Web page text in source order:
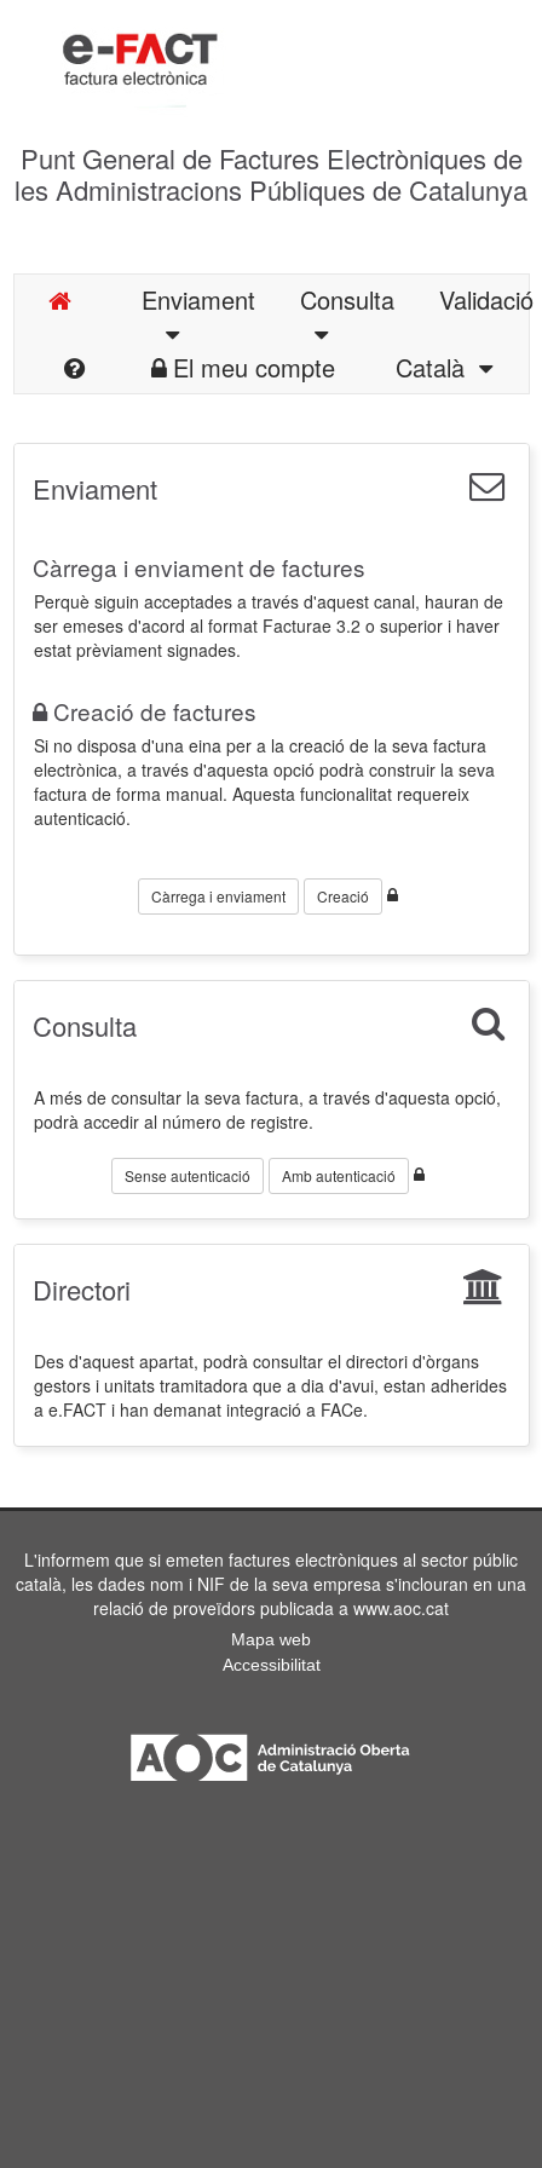
Punt General de Factures Electròniques de
les Administracions Públiques de Catalunya
Enviament Consulta
Validació
El meu compte
Català
Enviament
Càrrega i enviament de factures
Perquè siguin acceptades a través d'aquest canal, hauran de
ser emeses d'acord al format Facturae 3.2 o superior i haver
estat prèviament signades.
Creació de factures
Si no disposa d'una eina per a la creació de la seva factura
electrònica, a través d'aquesta opció podrà construir la seva
factura de forma manual. Aquesta funcionalitat requereix
autenticació.
Càrrega i enviament Creació
Consulta
A més de consultar la seva factura, a través d'aquesta opció,
podrà accedir al número de registre.
Sense autenticació Amb autenticació
Directori
Des d'aquest apartat, podrà consultar el directori d'òrgans
gestors i unitats tramitadora que a dia d'avui, estan adherides
a e.FACT i han demanat integració a FACe.
L'informem que si emeten factures electròniques al sector públic
català, les dades nom i NIF de la seva empresa s'inclouran en una
relació de proveïdors publicada a www.aoc.cat
Mapa web
Accessibilitat